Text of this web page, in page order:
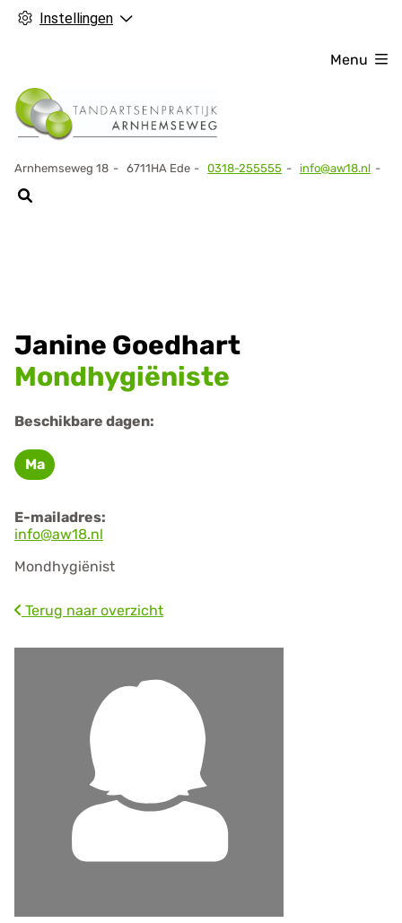
Instellingen
Arnhemseweg 18 6711HA Ede
Tel:
0318-255555 info@aw18.nl
Menu
Janine Goedhart
Mondhygiëniste
Beschikbare dagen:
Maandag
Ma
E-mailadres:
info@aw18.nl
Mondhygiënist
Terug naar overzicht